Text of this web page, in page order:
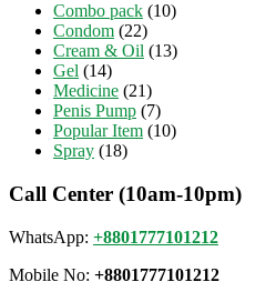
Combo pack (10)
Condom (22)
Cream & Oil (13)
Gel (14)
Medicine (21)
Penis Pump (7)
Popular Item (10)
Spray (18)
Call Center (10am-10pm)
WhatsApp: +8801777101212
Mobile No: +8801777101212